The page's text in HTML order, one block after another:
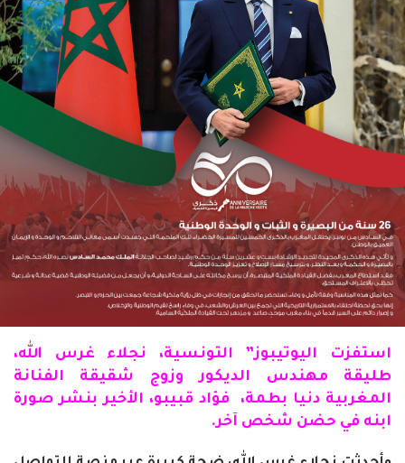
استفزت اليوتيبوز” التونسية، نجلاء غرس الله،
طليقة مهندس الديكور وزوج شقيقة الفنانة
المغربية دنيا بطمة، فؤاد قبيبو، الأخير بنشر صورة
ابنه في حضن شخص آخر.